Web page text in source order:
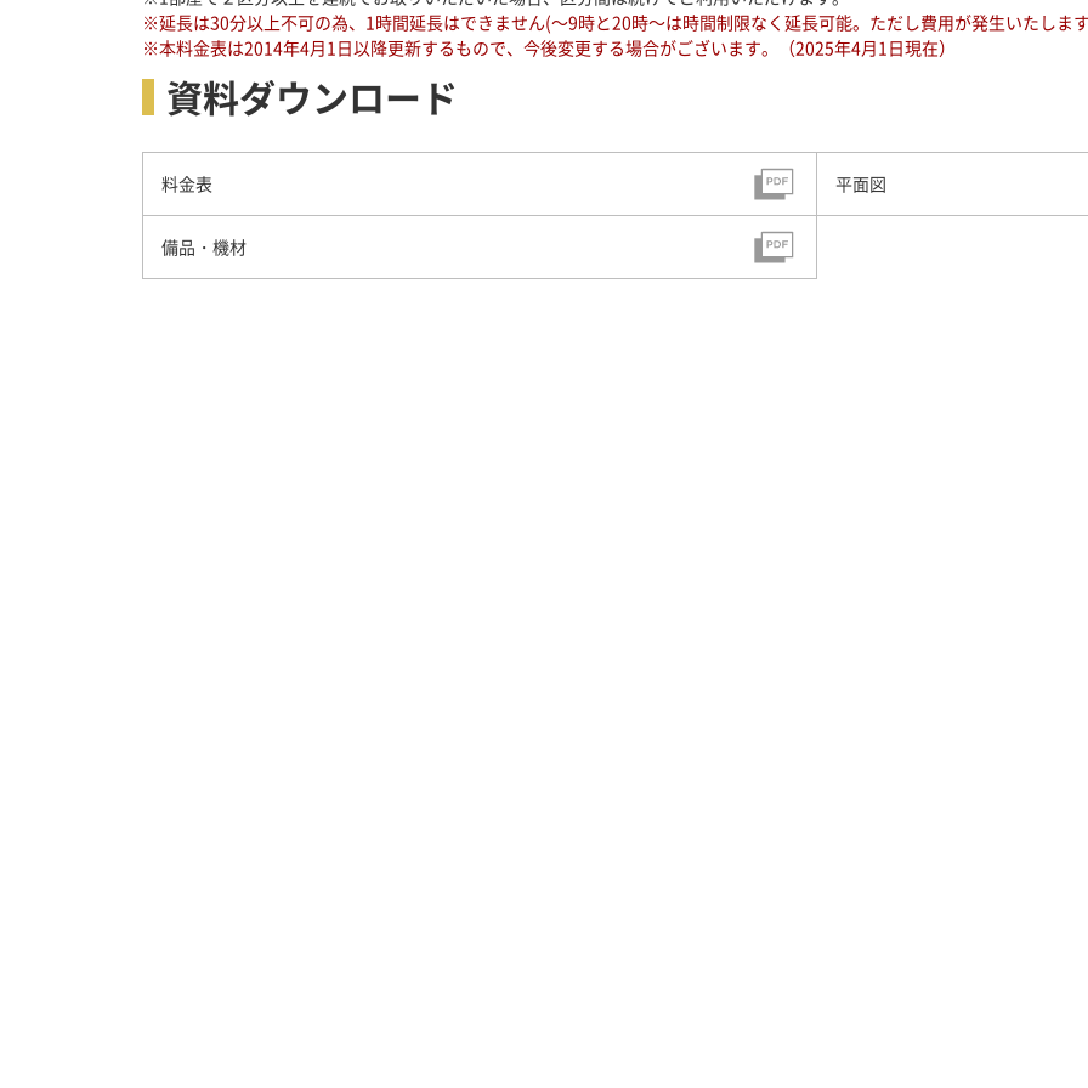
※延長は30分以上不可の為、1時間延長はできません(～9時と20時～は時間制限なく延長可能。ただし費用が発生いたします
※本料金表は2014年4月1日以降更新するもので、今後変更する場合がございます。（2025年4月1日現在）
資料ダウンロード
料金表 平面図
備品・機材